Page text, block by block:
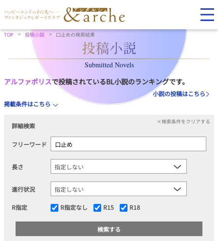
TOP 投稿小説 口止めの検索結果
Submitted Novels
アルファポリスで投稿されているBL小説のランキングです。
小説の投稿はこちら
掲載条件はこちら
詳細検索
×検索条件をクリアする
フリーワード
長さ
進行状況
R指定 R指定なし R15 R18